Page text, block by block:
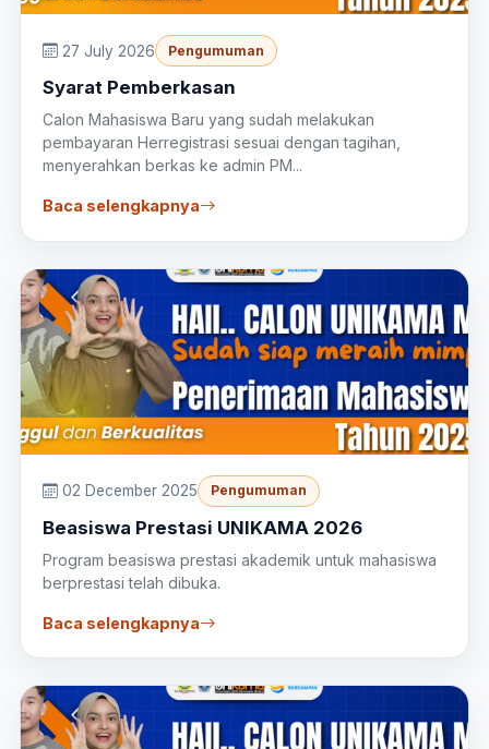
27 July 2026 Pengumuman
Syarat Pemberkasan
Calon Mahasiswa Baru yang sudah melakukan
pembayaran Herregistrasi sesuai dengan tagihan,
menyerahkan berkas ke admin PM...
Baca selengkapnya
02 December 2025 Pengumuman
Beasiswa Prestasi UNIKAMA 2026
Program beasiswa prestasi akademik untuk mahasiswa
berprestasi telah dibuka.
Baca selengkapnya